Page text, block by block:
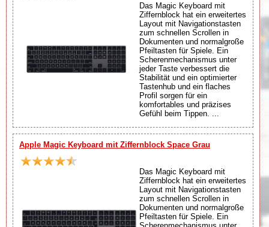
Das Magic Keyboard mit
Ziffernblock hat ein erweitertes
Layout mit Navigationstasten
zum schnellen Scrollen in
Dokumenten und normalgroße
Pfeiltasten für Spiele. Ein
Scherenmechanismus unter
jeder Taste verbessert die
Stabilität und ein optimierter
Tastenhub und ein flaches
Profil sorgen für ein
komfortables und präzises
Gefühl beim Tippen. ...
Apple Magic Keyboard mit Ziffernblock Space Grau
Das Magic Keyboard mit
Ziffernblock hat ein erweitertes
Layout mit Navigationstasten
zum schnellen Scrollen in
Dokumenten und normalgroße
Pfeiltasten für Spiele. Ein